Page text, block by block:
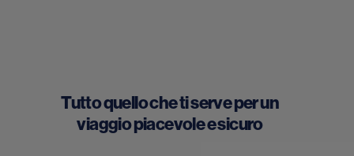
Tutto quello che ti serve per un
viaggio piacevole e sicuro